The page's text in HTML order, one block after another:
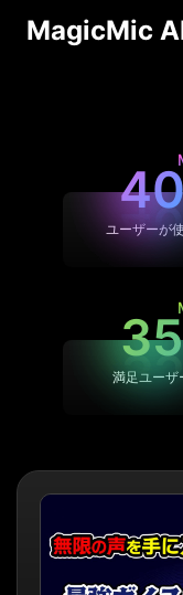
MagicMic
ユーザーが
35
満足ユーザ